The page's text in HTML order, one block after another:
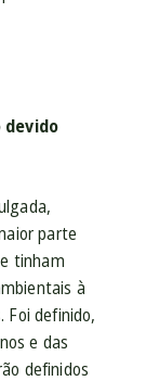
devido
parte
tinham
à
Foi definido,
e das
definidos